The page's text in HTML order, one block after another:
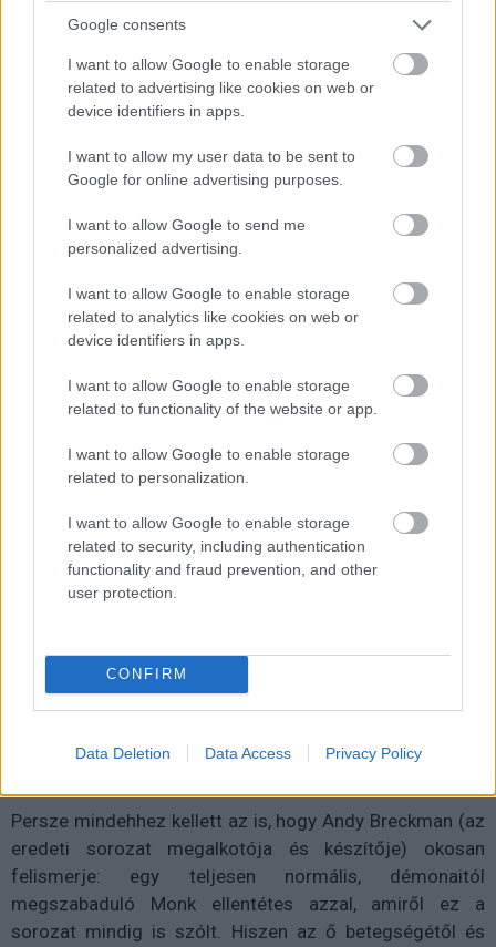
Google consents
I want to allow Google to enable storage
related to advertising like cookies on web or
device identifiers in apps.
I want to allow my user data to be sent to
Google for online advertising purposes.
I want to allow Google to send me
personalized advertising.
I want to allow Google to enable storage
related to analytics like cookies on web or
device identifiers in apps.
I want to allow Google to enable storage
related to functionality of the website or app.
I want to allow Google to enable storage
related to personalization.
I want to allow Google to enable storage
related to security, including authentication
functionality and fraud prevention, and other
user protection.
CONFIRM
Data Deletion Data Access Privacy Policy
Monk első asszisztensével, Sharonával, hogy
megalapozzanak a hangulatnak. Ezt követően pedig
minden régi karakter visszatér: Natalie, aki most már
sikeres ingatlanügynök Atlantában; Randy (Jason Gray-
persze Leeland Stottlemeyer százados is (Ted Levine),
aki azonban már otthagyta a rendőrséget, és egy
biztonsági cég főnökeként tevékenykedik. Fontosabb
szerepben újoncként még itt lesz nekünk James Purefoy,
Muskra hajazó tech-milliárdos Rick Eden szerepe, akinek
köze lehet a gyilkossághoz. Tony Shalhoub pedig úgy
bújt vissza ikonikus szerepébe, mintha nem is telt volna
el 10+ év: minden kis megmozdulása, a viselkedése,
alakítása egy az egyben aranyat ér, nem lehet őt nem
Persze mindehhez kellett az is, hogy Andy Breckman (az
eredeti sorozat megalkotója és készítője) okosan
felismerje: egy teljesen normális, démonaitól
megszabaduló Monk ellentétes azzal, amiről ez a
sorozat mindig is szólt. Hiszen az ő betegségétől és